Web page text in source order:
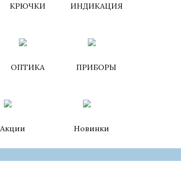
КРЮЧКИ ИНДИКАЦИЯ
ОПТИКА ПРИБОРЫ
Акции Новинки